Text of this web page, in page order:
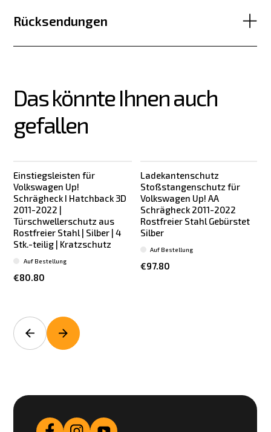
Rücksendungen
Das könnte Ihnen auch
gefallen
Einstiegsleisten für
Volkswagen Up!
Schrägheck I Hatchback 3D
2011-2022 |
Türschwellerschutz aus
Rostfreier Stahl | Silber | 4
Stk.-teilig | Kratzschutz
€80.80
Auf Bestellung
Ladekantenschutz
Stoßstangenschutz für
Volkswagen Up! AA
Schrägheck 2011-2022
Rostfreier Stahl Gebürstet
Silber
€97.80
Auf Bestellung